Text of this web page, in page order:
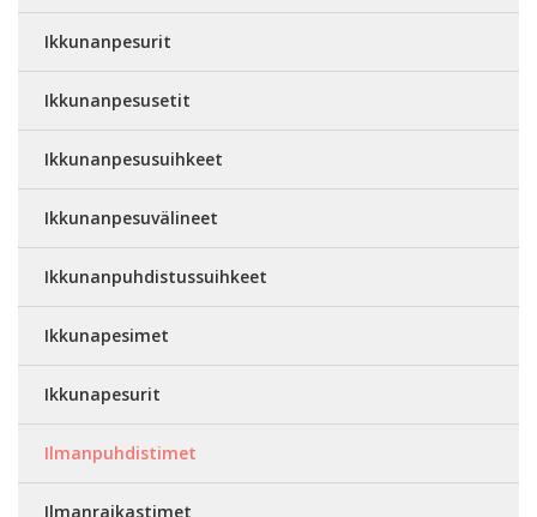
Ikkunanpesurit
Ikkunanpesusetit
Ikkunanpesusuihkeet
Ikkunanpesuvälineet
Ikkunanpuhdistussuihkeet
Ikkunapesimet
Ikkunapesurit
Ilmanpuhdistimet
Ilmanraikastimet